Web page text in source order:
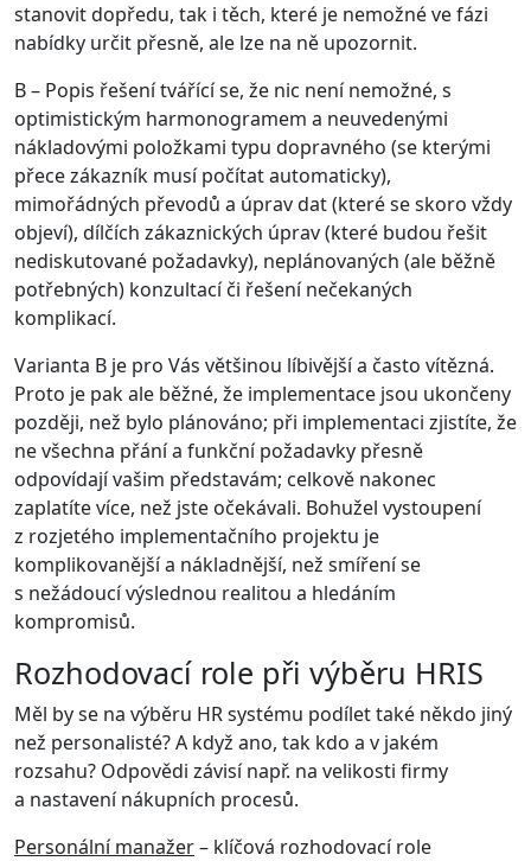
stanovit dopředu, tak i těch, které je nemožné ve fázi
nabídky určit přesně, ale lze na ně upozornit.
B – Popis řešení tvářící se, že nic není nemožné, s
optimistickým harmonogramem a neuvedenými
nákladovými položkami typu dopravného (se kterými
přece zákazník musí počítat automaticky),
mimořádných převodů a úprav dat (které se skoro vždy
objeví), dílčích zákaznických úprav (které budou řešit
nediskutované požadavky), neplánovaných (ale běžně
potřebných) konzultací či řešení nečekaných
komplikací.
Varianta B je pro Vás většinou líbivější a často vítězná.
Proto je pak ale běžné, že implementace jsou ukončeny
později, než bylo plánováno; při implementaci zjistíte, že
ne všechna přání a funkční požadavky přesně
odpovídají vašim představám; celkově nakonec
zaplatíte více, než jste očekávali. Bohužel vystoupení
z rozjetého implementačního projektu je
komplikovanější a nákladnější, než smíření se
s nežádoucí výslednou realitou a hledáním
kompromisů.
Rozhodovací role při výběru HRIS
Měl by se na výběru HR systému podílet také někdo jiný
než personalisté? A když ano, tak kdo a v jakém
rozsahu? Odpovědi závisí např. na velikosti firmy
a nastavení nákupních procesů.
Personální manažer– klíčová rozhodovací role